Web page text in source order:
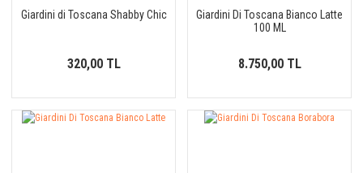
Giardini di Toscana Shabby Chic
320,00 TL
Giardini Di Toscana Bianco Latte
100 ML
8.750,00 TL